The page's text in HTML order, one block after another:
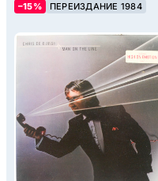
–15% ПЕРЕИЗДАНИЕ 1984